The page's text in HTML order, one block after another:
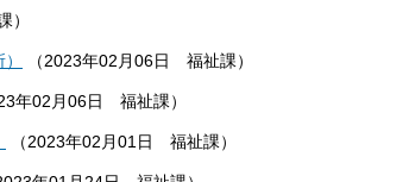
）
（ 2023年02月06日 福祉課 ）
年02月06日 福祉課 ）
（ 2023年02月01日 福祉課 ）